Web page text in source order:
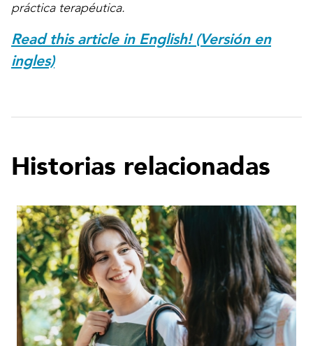
práctica terapéutica.
Read this article in English! (Versión en
ingles)
Historias relacionadas